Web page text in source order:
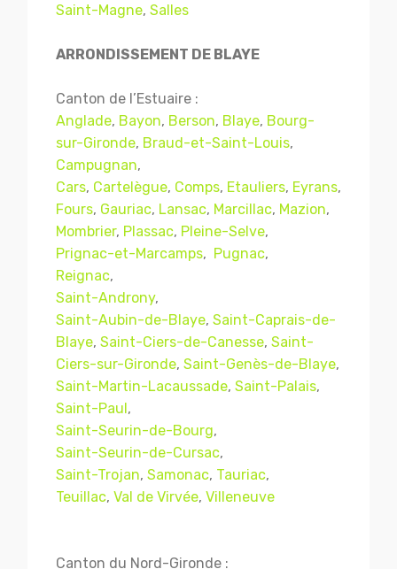
Saint-Magne, Salles
ARRONDISSEMENT DE BLAYE
Canton de l’Estuaire :
Anglade, Bayon, Berson, Blaye, Bourg-
sur-Gironde, Braud-et-Saint-Louis,
Campugnan,
Cars, Cartelègue, Comps, Etauliers, Eyrans,
Fours, Gauriac, Lansac, Marcillac, Mazion,
Mombrier, Plassac, Pleine-Selve,
Prignac-et-Marcamps, Pugnac,
Reignac,
Saint-Androny,
Saint-Aubin-de-Blaye, Saint-Caprais-de-
Blaye, Saint-Ciers-de-Canesse, Saint-
Ciers-sur-Gironde, Saint-Genès-de-Blaye,
Saint-Martin-Lacaussade, Saint-Palais,
Saint-Paul,
Saint-Seurin-de-Bourg,
Saint-Seurin-de-Cursac,
Saint-Trojan, Samonac, Tauriac,
Teuillac, Val de Virvée, Villeneuve
Canton du Nord-Gironde :
Mentions légales
© Copyright 2018 - 2021